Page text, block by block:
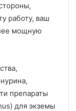
работу, ваш
мощную
препараты
для экземы